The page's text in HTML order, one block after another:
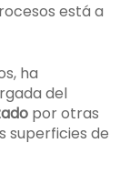
está a
ha
del
por otras
superficies de